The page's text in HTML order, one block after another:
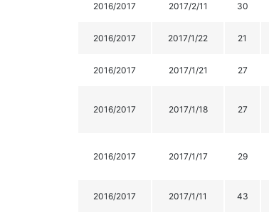
2016/2017 2017/2/11 30
2016/2017 2017/1/22 21
2016/2017 2017/1/21 27
2016/2017 2017/1/18 27
2016/2017 2017/1/17 29
2016/2017 2017/1/11 43